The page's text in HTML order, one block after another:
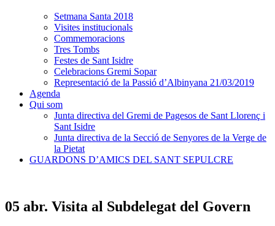
Setmana Santa 2018
Visites institucionals
Commemoracions
Tres Tombs
Festes de Sant Isidre
Celebracions Gremi Sopar
Representació de la Passió d’Albinyana 21/03/2019
Agenda
Qui som
Junta directiva del Gremi de Pagesos de Sant Llorenç i
Sant Isidre
Junta directiva de la Secció de Senyores de la Verge de
la Pietat
GUARDONS D’AMICS DEL SANT SEPULCRE
05 abr. Visita al Subdelegat del Govern